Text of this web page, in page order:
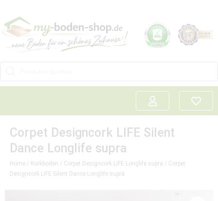
Corpet Designcork LIFE Silent
Dance Longlife supra
Home / Korkboden / Corpet Designcork LIFE Longlife supra / Corpet
Designcork LIFE Silent Dance Longlife supra